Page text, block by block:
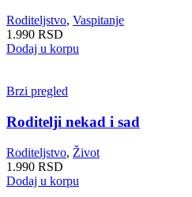
Roditeljstvo, Vaspitanje
1.990 RSD
Dodaj u korpu
Brzi pregled
Roditelji nekad i sad
Roditeljstvo, Život
1.990 RSD
Dodaj u korpu